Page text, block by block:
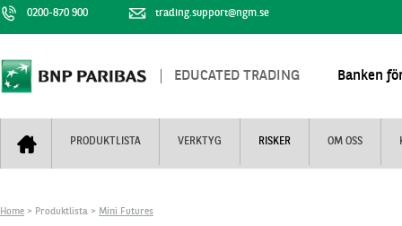
0200-870 900 trading.support@ngm.se
EDUCATED TRADING Banken
PRODUKTLISTA VERKTYG RISKER OM OSS
Mini Futures
Nyhestbrev+
Finansiell information
Home > Produktlista > Mini Futures